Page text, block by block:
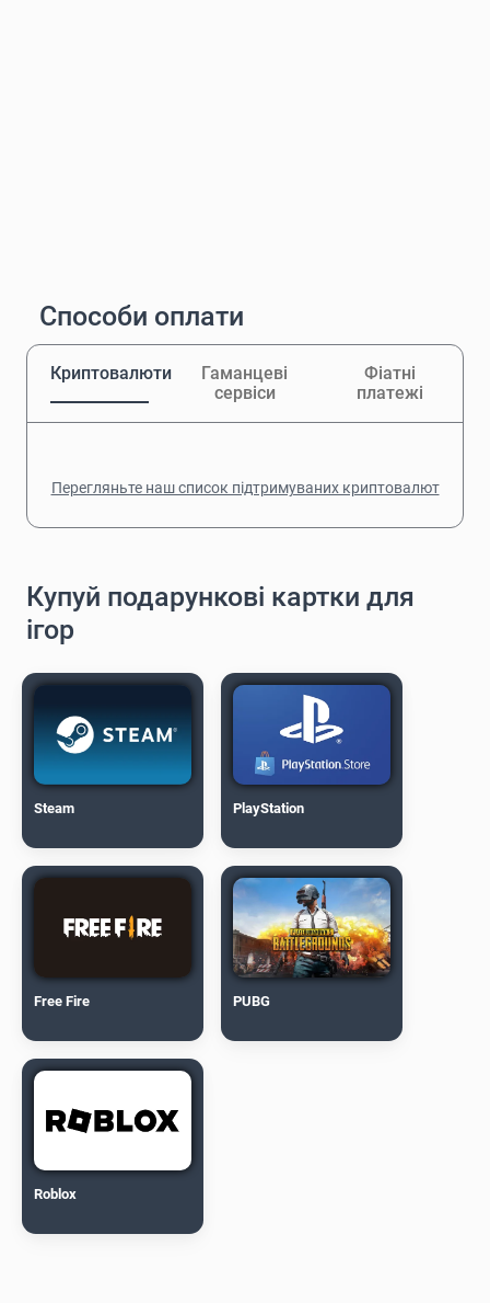
Способи оплати
Криптовалюти
Гаманцеві
сервіси
Фіатні
платежі
Перегляньте наш список підтримуваних криптовалют
Купуй подарункові картки для
ігор
Steam PlayStation
Free Fire PUBG
Roblox